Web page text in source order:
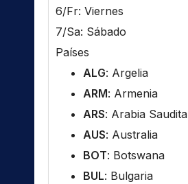
6/Fr: Viernes
7/Sa: Sábado
Países
ALG: Argelia
ARM: Armenia
ARS: Arabia Saudita
AUS: Australia
BOT: Botswana
BUL: Bulgaria